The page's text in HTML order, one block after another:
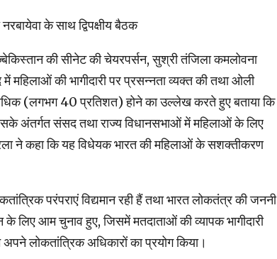
के साथ द्विपक्षीय बैठक
की सीनेट की चेयरपर्सन, सुश्री तंजिला कमलोवना
महिलाओं की भागीदारी पर प्रसन्नता व्यक्त की तथा ओली
(लगभग 40 प्रतिशत) होने का उल्लेख करते हुए बताया कि
अंतर्गत संसद तथा राज्य विधानसभाओं में महिलाओं के लिए
ने कहा कि यह विधेयक भारत की महिलाओं के सशक्तीकरण
परंपराएं विद्यमान रही हैं तथा भारत लोकतंत्र की जननी
लिए आम चुनाव हुए, जिसमें मतदाताओं की व्यापक भागीदारी
लोकतांत्रिक अधिकारों का प्रयोग किया।